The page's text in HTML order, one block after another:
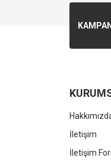
İletişim
İletişim